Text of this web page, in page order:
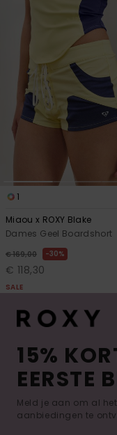
1
Miaou x ROXY Blake
Dames Geel Boardshort
€ 169,00 30%
€ 118,30
SALE
15%
EERSTE
Meld je aan om al
aanbiedingen te